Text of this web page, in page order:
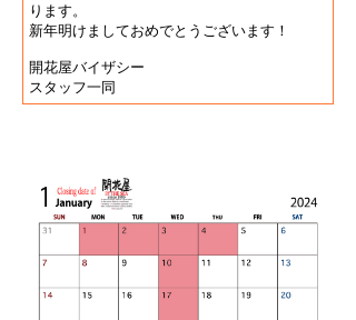
ります。
新年明けましておめでとうございます！
開花屋バイザシー
スタッフ一同